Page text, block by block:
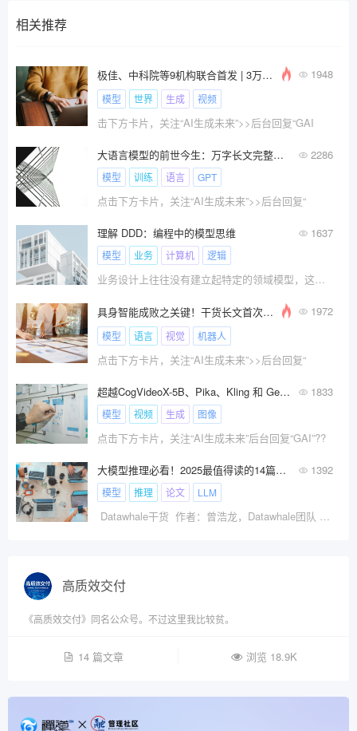
相关推荐
极佳、中科院等9机构联合首发 | 3万字长文全面解析世界模型(内容生成/自动驾驶等) 1948
模型 世界 生成 视频
击下方卡片，关注“AI生成未来”>>后台回复“GAI
大语言模型的前世今生：万字长文完整梳理所有里程碑式大语言模型（LLMs） 2286
模型 训练 语言 GPT
点击下方卡片，关注“AI生成未来”>>后台回复“
理解 DDD：编程中的模型思维 1637
模型 业务 计算机 逻辑
业务设计上往往没有建立起特定的领域模型，这是我们架构腐化和软件开发困难的关键原因。**业务领域建立好的模型，并指导代码实践，这就是 ”编程思维“。** DDD 领域驱动设计就是解决这部分问题，与其叫领域驱动设计，不如叫做模型驱动设计。
具身智能成败之关键！干货长文首次全面回顾具身智能领域中的视觉-语言-动作模型！ 1972
模型 语言 视觉 机器人
点击下方卡片，关注“AI生成未来”>>后台回复“
超越CogVideoX-5B、Pika、Kling 和 Gen-3！苹果再发新作，视频生成大模型全面报告 1833
模型 视频 生成 图像
点击下方卡片，关注“AI生成未来”后台回复“GAI”??
大模型推理必看！2025最值得读的14篇论文和2篇博客 1392
模型 推理 论文 LLM
Datawhale干货 作者：曾浩龙，Datawhale团队 大模型的
高质效交付
《高质效交付》同名公众号。不过这里我比较贫。
14 篇文章 浏览 18.9K